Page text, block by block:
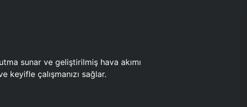
sunar ve geliştirilmiş hava akımı
keyifle çalışmanızı sağlar.